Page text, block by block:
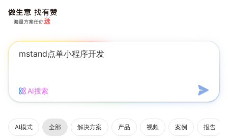
AI搜索
AI模式 全部 解决方案 产品 视频 案例 报告